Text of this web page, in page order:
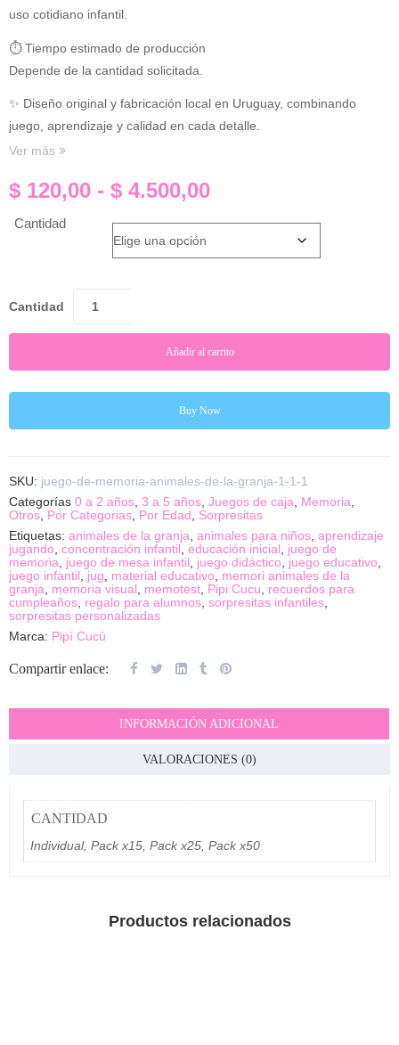
uso cotidiano infantil.
⏱ Tiempo estimado de producción
Depende de la cantidad solicitada.
✨ Diseño original y fabricación local en Uruguay, combinando
juego, aprendizaje y calidad en cada detalle.
Ver más
$ 120,00 - $ 4.500,00
Cantidad
Cantidad
Añadir al carrito
Buy Now
SKU: juego-de-memoria-animales-de-la-granja-1-1-1
Categorías 0 a 2 años 3 a 5 años Juegos de caja Memoria
Otros Por Categorias Por Edad
Sorpresitas
Etiquetas: animales de la granja animales para niños aprendizaje
jugando concentración infantil educación inicial
juego de
memoria
juego de mesa infantil juego didáctico juego educativo
juego infantil
jug material educativo
memori animales de la
granja
memoria visual memotest Pipi Cucu
recuerdos para
cumpleaños regalo para alumnos sorpresitas infantiles
sorpresitas personalizadas
Marca: Pipí Cucú
Compartir enlace:
INFORMACIÓN ADICIONAL
VALORACIONES (0)
CANTIDAD
Individual, Pack x15, Pack x25, Pack x50
Productos relacionados